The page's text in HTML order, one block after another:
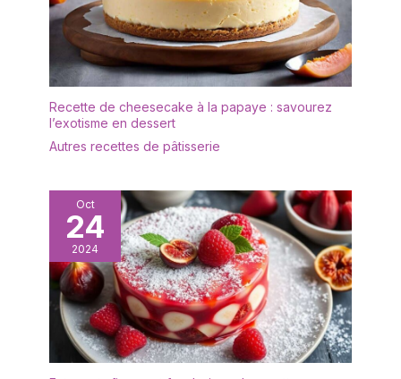
Recette de cheesecake à la papaye : savourez
l’exotisme en dessert
Autres recettes de pâtisserie
Oct
24
2024